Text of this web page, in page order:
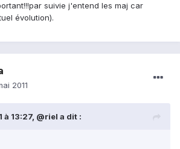
suivie j'entend les maj car
évolution).
2011
13:27, @riel a dit :